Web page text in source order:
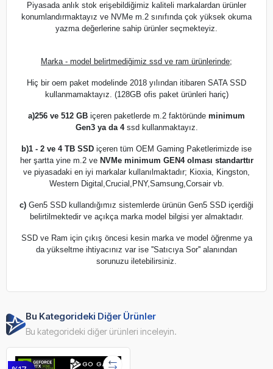
Piyasada anlık stok erişebildiğimiz kaliteli markalardan ürünler
konumlandırmaktayız ve NVMe m.2 sınıfında çok yüksek okuma
yazma değerlerine sahip ürünler seçmekteyiz.
Marka - model belirtmediğimiz ssd ve ram ürünlerinde;
Hiç bir oem paket modelinde 2018 yılından itibaren SATA SSD
kullanmamaktayız. (128GB ofis paket ürünleri hariç)
a)256 ve 512 GB içeren paketlerde m.2 faktöründe minimum
Gen3 ya da 4ssd kullanmaktayız.
b)1 - 2 ve 4 TB SSD içeren tüm OEM Gaming Paketlerimizde ise
her şartta yine m.2 ve NVMe minimum GEN4 olması standarttır
ve piyasadaki en iyi markalar kullanılmaktadır; Kioxia, Kingston,
Western Digital,Crucial,PNY,Samsung,Corsair vb.
c) Gen5 SSD kullandığımız sistemlerde ürünün Gen5 SSD içerdiği
belirtilmektedir ve açıkça marka model bilgisi yer almaktadır.
SSD ve Ram için çıkış öncesi kesin marka ve model öğrenme ya
da yükseltme ihtiyacınız var ise ''Satıcıya Sor'' alanından
sorunuzu iletebilirsiniz.
Bu Kategorideki Diğer Ürünler
Bu kategorideki diğer ürünleri inceleyin.